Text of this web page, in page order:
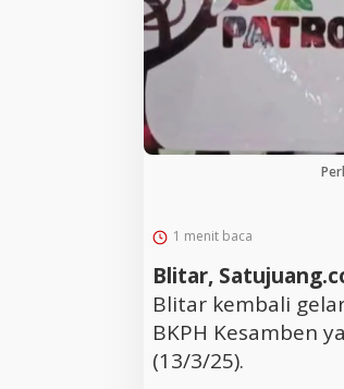
1 menit baca
Blitar,
Blitar kembali
BKPH Kesamben
(13/3/25).